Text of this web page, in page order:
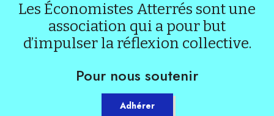
Les Économistes Atterrés sont une
association qui a pour but
d’impulser la réflexion collective.
Pour nous soutenir
Adhérer